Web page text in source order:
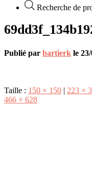
Recherche de
Publié par bartierk le
Taille : 150 × 150 | 223 ×
466 × 628